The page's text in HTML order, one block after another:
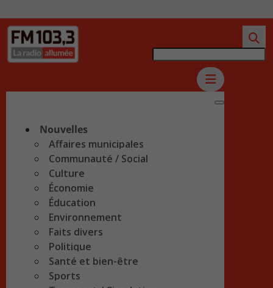
Nouvelles
Affaires municipales
Communauté / Social
Culture
Économie
Éducation
Environnement
Faits divers
Politique
Santé et bien-être
Sports